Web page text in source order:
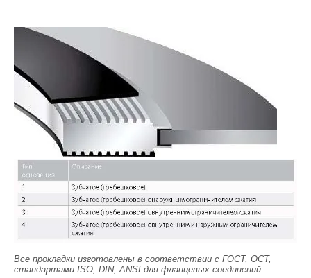
Все прокладки изготовлены в соответствии с ГОСТ, ОСТ,
стандартами ISO, DIN, ANSI для фланцевых соединений.